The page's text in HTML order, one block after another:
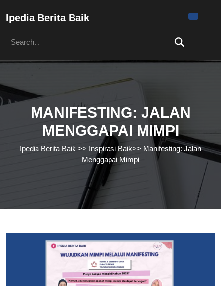
Ipedia Berita Baik
for:
MANIFESTING: JALAN
MENGGAPAI MIMPI
Ipedia Berita Baik >> Inspirasi Baik>> Manifesting: Jalan
Menggapai Mimpi